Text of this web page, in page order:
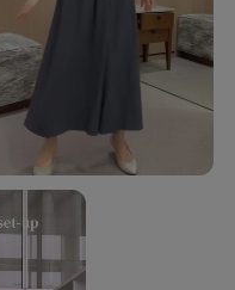
はっ水（水をはじきやすい）機
ライトピンク（770） サックス
ッチでジャージーのような
す。